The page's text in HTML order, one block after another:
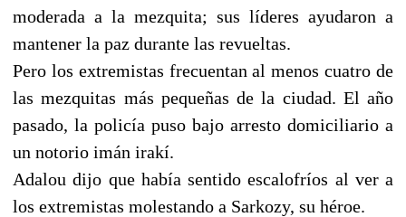
moderada a la mezquita; sus líderes ayudaron a
mantener la paz durante las revueltas.
Pero los extremistas frecuentan al menos cuatro de
las mezquitas más pequeñas de la ciudad. El año
pasado, la policía puso bajo arresto domiciliario a
un notorio imán irakí.
Adalou dijo que había sentido escalofríos al ver a
los extremistas molestando a Sarkozy, su héroe.